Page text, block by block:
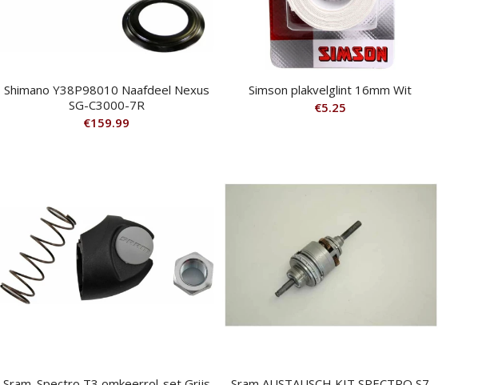
Shimano Y38P98010 Naafdeel Nexus
SG-C3000-7R
€159.99
Simson plakvelglint 16mm Wit
€5.25